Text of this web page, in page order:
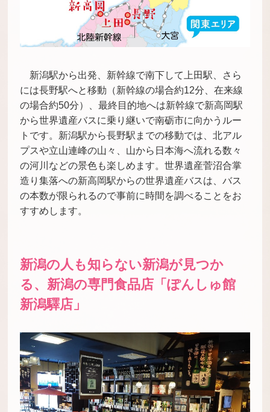
新潟駅から出発、新幹線で南下して上田駅、さら
には長野駅へと移動（新幹線の場合約12分、在来線
の場合約50分）、最終目的地へは新幹線で新高岡駅
から世界遺産バスに乗り継いで南砺市に向かうルー
トです。新潟駅から長野駅までの移動では、北アル
プスや立山連峰の山々、山から日本海へ流れる数々
の河川などの景色も楽しめます。世界遺産菅沼合掌
造り集落への新高岡駅からの世界遺産バスは、バス
の本数が限られるので事前に時間を調べることをお
すすめします。
新潟の人も知らない新潟が見つか
る、新潟の専門食品店「ぽんしゅ館
新潟驛店」